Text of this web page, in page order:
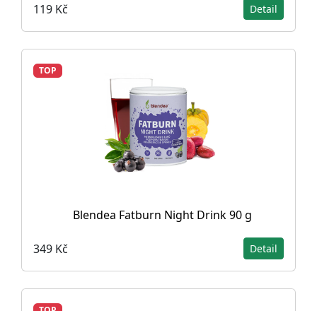
119 Kč Detail
TOP
Blendea Fatburn Night Drink 90 g
349 Kč Detail